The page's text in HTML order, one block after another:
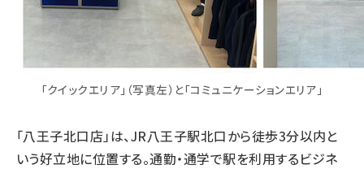
「クイックエリア」（写真左）と「コミュニケーションエリア」
「八王子北口店」は、JR八王子駅北口から徒歩3分以内と
いう好立地に位置する。通勤・通学で駅を利用するビジネ